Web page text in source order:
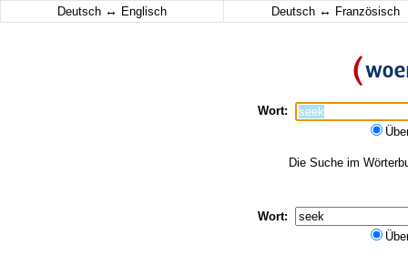
Deutsch ↔ Englisch Deutsch ↔ Französisch
Wort:
Die Suche im
Wort: